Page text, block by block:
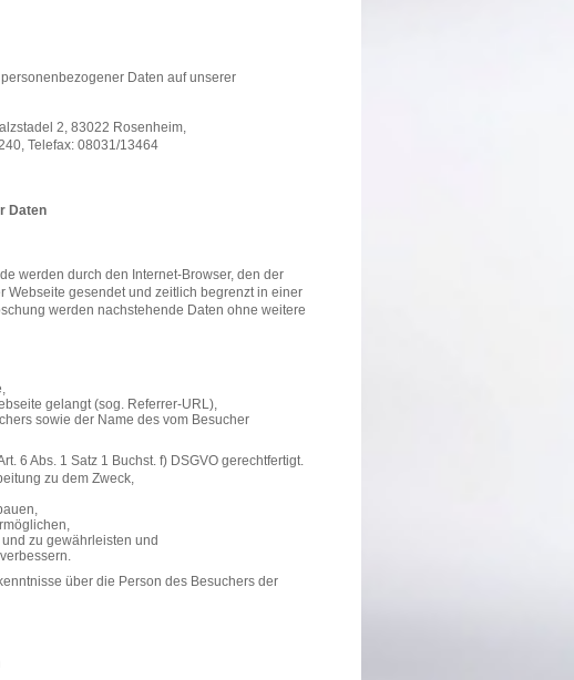
Daten auf unserer
2, 83022 Rosenheim,
Telefax: 08031/13464
Daten
werden durch den Internet-Browser, den der
Webseite gesendet und zeitlich begrenzt in einer
werden nachstehende Daten ohne weitere
gelangt (sog. Referrer-URL),
sowie der Name des vom Besucher
6 Abs. 1 Satz 1 Buchst. f) DSGVO gerechtfertigt.
zu dem Zweck,
zu gewährleisten und
über die Person des Besuchers der